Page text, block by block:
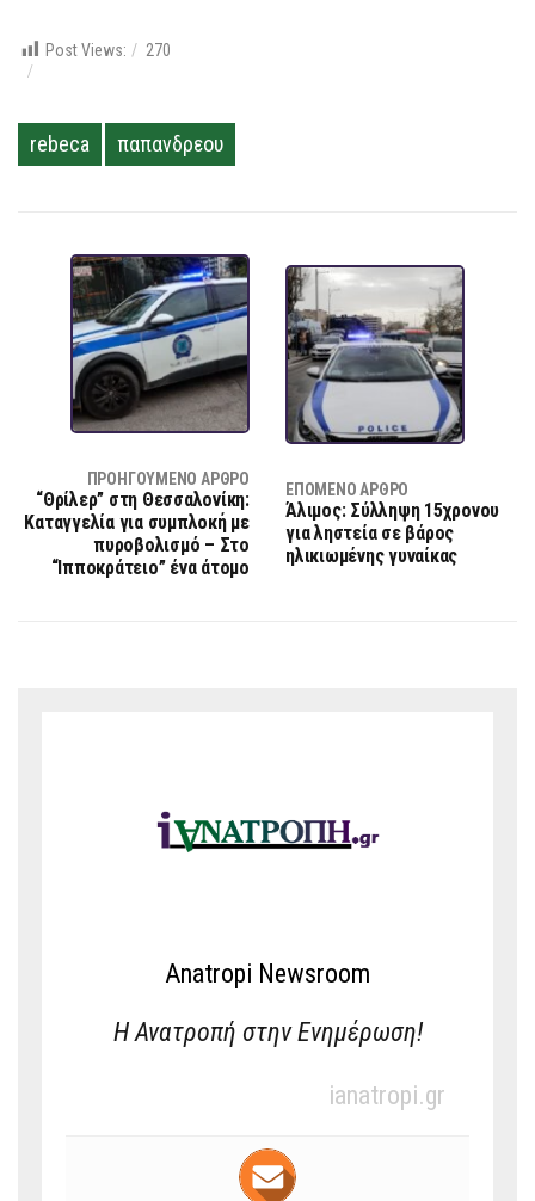
Post Views: 270
rebeca παπανδρεου
ΠΡΟΗΓΟΎΜΕΝΟ ΆΡΘΡΟ
“Θρίλερ” στη Θεσσαλονίκη:
Καταγγελία για συμπλοκή με
πυροβολισμό – Στο
“Ιπποκράτειο” ένα άτομο
ΕΠΌΜΕΝΟ ΆΡΘΡΟ
Άλιμος: Σύλληψη 15χρονου
για ληστεία σε βάρος
ηλικιωμένης γυναίκας
Anatropi Newsroom
Η Ανατροπή στην Ενημέρωση!
ianatropi.gr